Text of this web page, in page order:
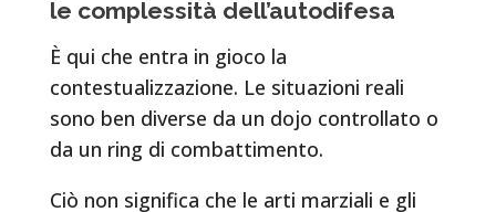
le complessità dell’autodifesa
È qui che entra in gioco la
contestualizzazione. Le situazioni reali
sono ben diverse da un dojo controllato o
da un ring di combattimento.
Ciò non significa che le arti marziali e gli